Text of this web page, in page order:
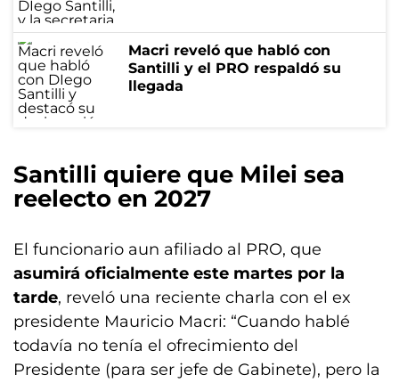
Macri reveló que habló con
Santilli y el PRO respaldó su
llegada
Santilli quiere que Milei sea
reelecto en 2027
El funcionario aun afiliado al PRO, que
asumirá oficialmente este martes por la
tarde, reveló una reciente charla con el ex
presidente Mauricio Macri: “Cuando hablé
todavía no tenía el ofrecimiento del
Presidente (para ser jefe de Gabinete), pero la